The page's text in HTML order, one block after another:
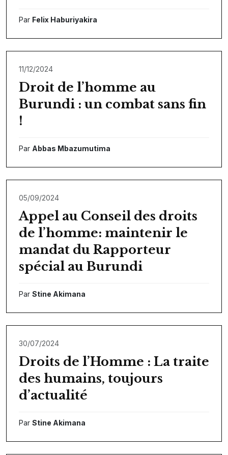
Par Felix Haburiyakira
11/12/2024
Droit de l’homme au
Burundi : un combat sans fin
!
Par Abbas Mbazumutima
05/09/2024
Appel au Conseil des droits
de l’homme: maintenir le
mandat du Rapporteur
spécial au Burundi
Par Stine Akimana
30/07/2024
Droits de l’Homme : La traite
des humains, toujours
d’actualité
Par Stine Akimana